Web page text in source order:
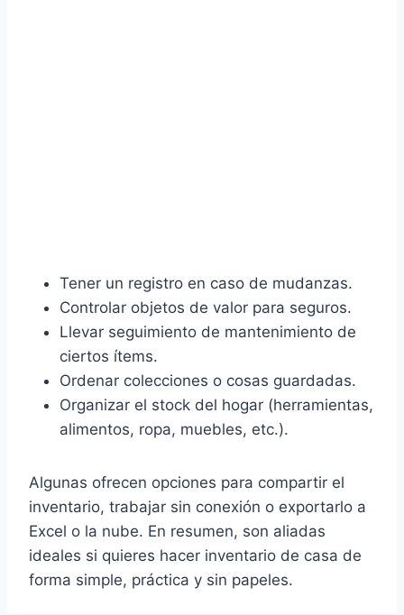
Tener un registro en caso de mudanzas.
Controlar objetos de valor para seguros.
Llevar seguimiento de mantenimiento de
ciertos ítems.
Ordenar colecciones o cosas guardadas.
Organizar el stock del hogar (herramientas,
alimentos, ropa, muebles, etc.).
Algunas ofrecen opciones para compartir el
inventario, trabajar sin conexión o exportarlo a
Excel o la nube. En resumen, son aliadas
ideales si quieres hacer inventario de casa de
forma simple, práctica y sin papeles.